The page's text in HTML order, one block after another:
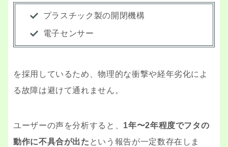
プラスチック製の開閉機構
電子センサー
を採用しているため、物理的な衝撃や経年劣化によ
る故障は避けて通れません。
ユーザーの声を分析すると、 1年〜2年程度でフタの
動作に不具合が出た という報告が一定数存在しま